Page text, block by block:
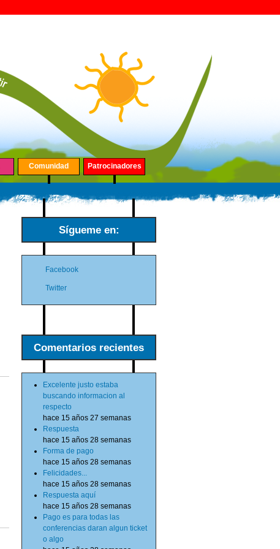
Comunidad Patrocinadores
Sígueme en:
Facebook
Twitter
Comentarios recientes
Excelente justo estaba
buscando informacion al
respecto
hace 15 años 27 semanas
Respuesta
hace 15 años 28 semanas
Forma de pago
hace 15 años 28 semanas
Felicidades...
hace 15 años 28 semanas
Respuesta aquí
hace 15 años 28 semanas
Pago es para todas las
conferencias daran algun ticket
o algo